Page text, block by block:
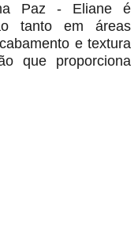
Paz - Eliane é
tanto em áreas
e textura
que proporciona